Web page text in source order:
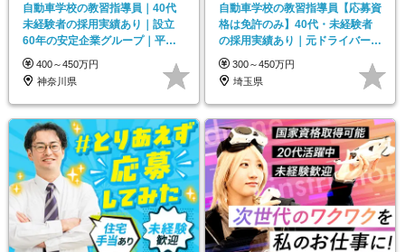
自動車学校の教習指導員｜40代
未経験者の採用実績あり｜設立
60年の安定企業グループ｜平均
勤続年数17年
400～450万円
神奈川県
自動車学校の教習指導員【応募資
格は免許のみ】40代・未経験者
の採用実績あり｜元ドライバーも
活躍中｜住宅手当あり
300～450万円
埼玉県